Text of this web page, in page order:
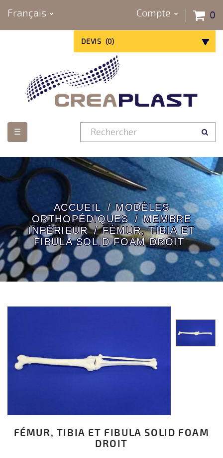
Français 0
Compte
DEVIS (0)
Basculer
☰
ACCUEIL
MODÈLES
ORTHOPÉDIQUES
MEMBRE
INFÉRIEUR
FÉMUR, TIBIA ET
FIBULA SOLID FOAM DROIT
FÉMUR, TIBIA ET FIBULA SOLID FOAM
DROIT